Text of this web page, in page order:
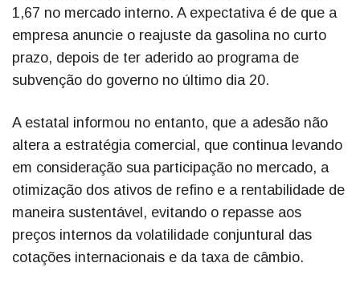
1,67 no mercado interno. A expectativa é de que a
empresa anuncie o reajuste da gasolina no curto
prazo, depois de ter aderido ao programa de
subvenção do governo no último dia 20.
A estatal informou no entanto, que a adesão não
altera a estratégia comercial, que continua levando
em consideração sua participação no mercado, a
otimização dos ativos de refino e a rentabilidade de
maneira sustentável, evitando o repasse aos
preços internos da volatilidade conjuntural das
cotações internacionais e da taxa de câmbio.